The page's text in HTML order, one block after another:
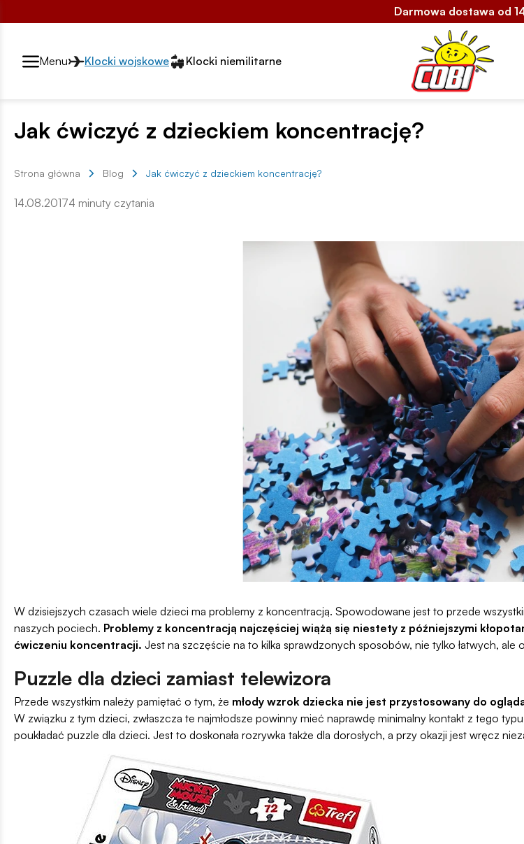
Darmowa dostawa od
Przełącznik segmentów2
Menu Klocki wojskowe Klocki niemilitarne
Jak ćwiczyć z dzieckiem koncentrację?
Strona główna Blog Jak ćwiczyć z dzieckiem koncentrację?
14.08.20174 minuty czytania
W dzisiejszych czasach wiele dzieci ma problemy z koncentracją. Spowodowane jest to przede
naszych pociech. Problemy z koncentracją najczęściej wiążą się niestety z późniejszymi
ćwiczeniu koncentracji. Jest na szczęście na to kilka sprawdzonych sposobów, nie tylko łatwych, ale
Puzzle dla dzieci zamiast telewizora
Przede wszystkim należy pamiętać o tym, że młody wzrok dziecka nie jest przystosowany do
W związku z tym dzieci, zwłaszcza te najmłodsze powinny mieć naprawdę minimalny kontakt z tego
poukładać puzzle dla dzieci. Jest to doskonała rozrywka także dla dorosłych, a przy okazji jest wręcz